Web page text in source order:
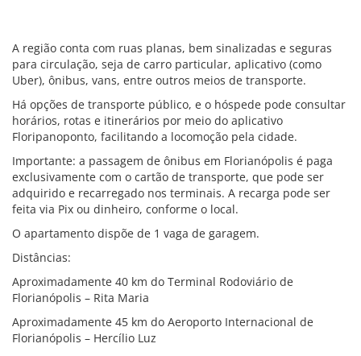
A região conta com ruas planas, bem sinalizadas e seguras
para circulação, seja de carro particular, aplicativo (como
Uber), ônibus, vans, entre outros meios de transporte.
Há opções de transporte público, e o hóspede pode consultar
horários, rotas e itinerários por meio do aplicativo
Floripanoponto, facilitando a locomoção pela cidade.
Importante: a passagem de ônibus em Florianópolis é paga
exclusivamente com o cartão de transporte, que pode ser
adquirido e recarregado nos terminais. A recarga pode ser
feita via Pix ou dinheiro, conforme o local.
O apartamento dispõe de 1 vaga de garagem.
Distâncias:
Aproximadamente 40 km do Terminal Rodoviário de
Florianópolis – Rita Maria
Aproximadamente 45 km do Aeroporto Internacional de
Florianópolis – Hercílio Luz